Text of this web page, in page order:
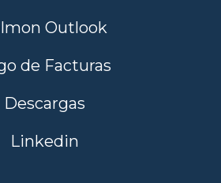
Outlook
de Facturas
Descargas
Linkedin